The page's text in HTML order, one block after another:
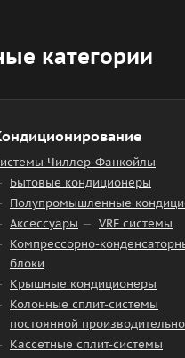
категории
Чиллер-Фанкойлы
Бытовые кондиционеры
Полупромышленные
Аксессуары
VRF системы
Компрессорно-
блоки
Крышные кондиционеры
Колонные сплит-системы
постоянной
Кассетные сплит-системы